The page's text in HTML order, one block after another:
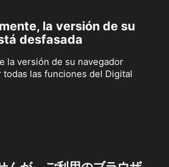
la versión de su
desfasada
la versión de su navegador
las funciones del Digital